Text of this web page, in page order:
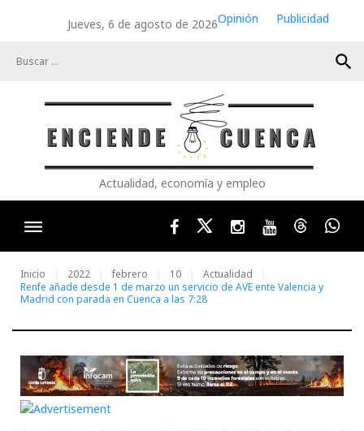
Jueves, 6 de agosto de 2026Opinión
Publicidad
search
Actualidad, economía y empleo
FacebookTwitterInstagram
YoutubeThreads
Inicio 2022 febrero 10
Actualidad
Renfe añade desde 1 de marzo un servicio de AVE ente Valencia y
Madrid con parada en Cuenca a las 7:28